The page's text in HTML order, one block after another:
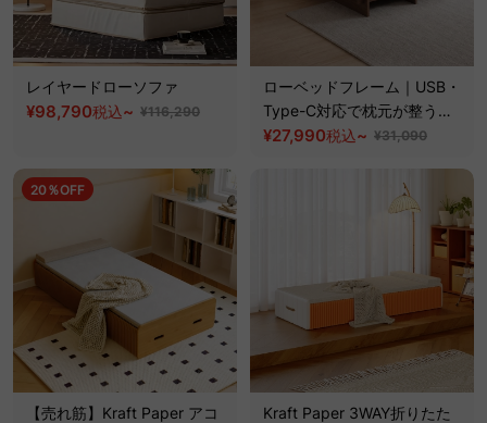
レイヤードローソファ
¥98,790税込~ ¥116,290
ローベッドフレーム｜USB・
Type-C対応で枕元が整う空
間にゆとりを生む設計
¥27,990税込~ ¥31,090
20％OFF
【売れ筋】Kraft Paper アコ
Kraft Paper 3WAY折りたた